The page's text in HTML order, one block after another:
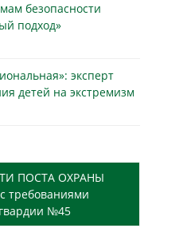
безопасности
подход»
эксперт
детей на экстремизм
ПОСТА ОХРАНЫ
требованиями
№45